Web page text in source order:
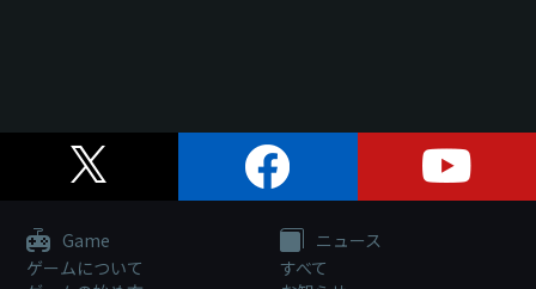
Game
ゲームについて
ニュース
すべて